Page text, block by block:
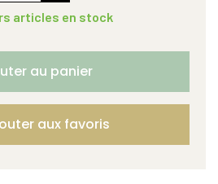
articles en stock
au panier